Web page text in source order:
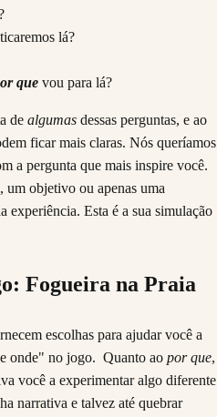
lá?
que vou para lá?
de algumas dessas perguntas, e ao
ficar mais claras. Nós queríamos
a pergunta que mais inspire você.
objetivo ou apenas uma
experiência. Esta é a sua simulação
Fogueira na Praia
escolhas para ajudar você a
onde" no jogo. Quanto ao por que,
você a experimentar algo diferente
narrativa e talvez até quebrar